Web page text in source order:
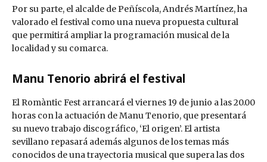
Por su parte, el alcalde de Peñíscola, Andrés Martínez, ha
valorado el festival como una nueva propuesta cultural
que permitirá ampliar la programación musical de la
localidad y su comarca.
Manu Tenorio abrirá el festival
El Romàntic Fest arrancará el viernes 19 de junio a las 20.00
horas con la actuación de Manu Tenorio, que presentará
su nuevo trabajo discográfico, ‘El origen’. El artista
sevillano repasará además algunos de los temas más
conocidos de una trayectoria musical que supera las dos